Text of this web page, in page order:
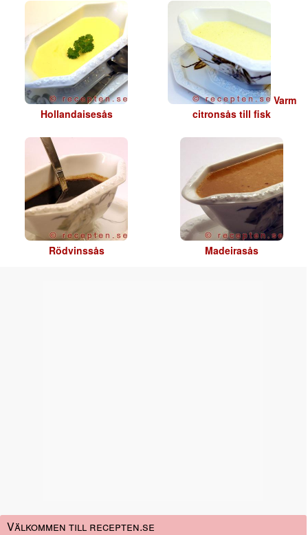
Hollandaisesås
Varm
citronsås till fisk
Rödvinssås Madeirasås
Välkommen till recepten.se